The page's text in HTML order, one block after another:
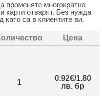
променяте многократно
карти отварят. Без нужда
като са в клиентите ви.
Цена
1
0.92€/1.80
лв. бр